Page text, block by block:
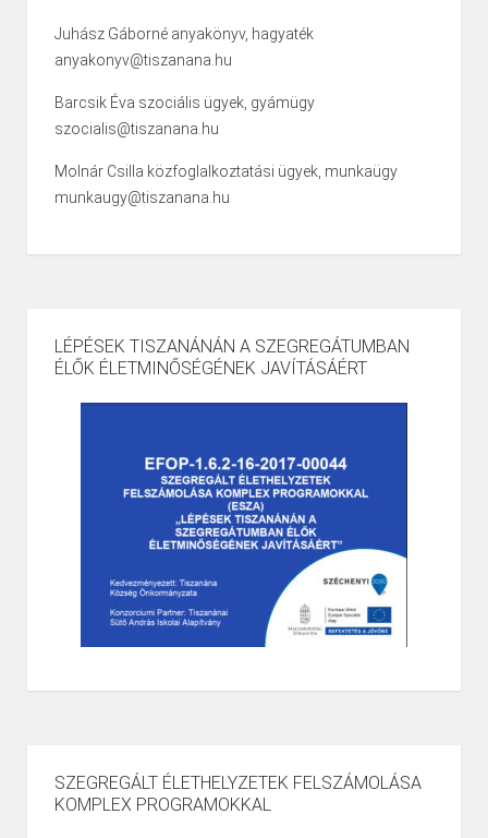
Juhász Gáborné anyakönyv, hagyaték
anyakonyv@tiszanana.hu
Barcsik Éva szociális ügyek, gyámügy
szocialis@tiszanana.hu
Molnár Csilla közfoglalkoztatási ügyek, munkaügy
munkaugy@tiszanana.hu
LÉPÉSEK TISZANÁNÁN A SZEGREGÁTUMBAN
ÉLŐK ÉLETMINŐSÉGÉNEK JAVÍTÁSÁÉRT
SZEGREGÁLT ÉLETHELYZETEK FELSZÁMOLÁSA
KOMPLEX PROGRAMOKKAL